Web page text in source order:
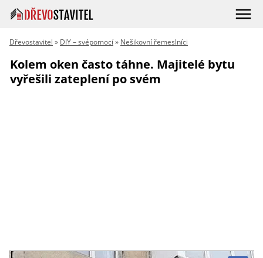
Dřevostavitel » DIY – svépomocí» Nešikovní řemeslníci
Kolem oken často táhne. Majitelé bytu
vyřešili zateplení po svém